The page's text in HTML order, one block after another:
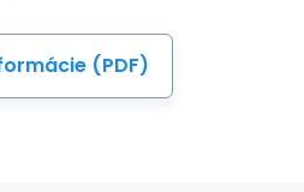
(PDF)